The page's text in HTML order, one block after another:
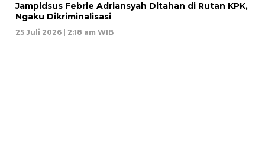
Jampidsus Febrie Adriansyah Ditahan di Rutan KPK,
Ngaku Dikriminalisasi
25 Juli 2026 | 2:18 am WIB